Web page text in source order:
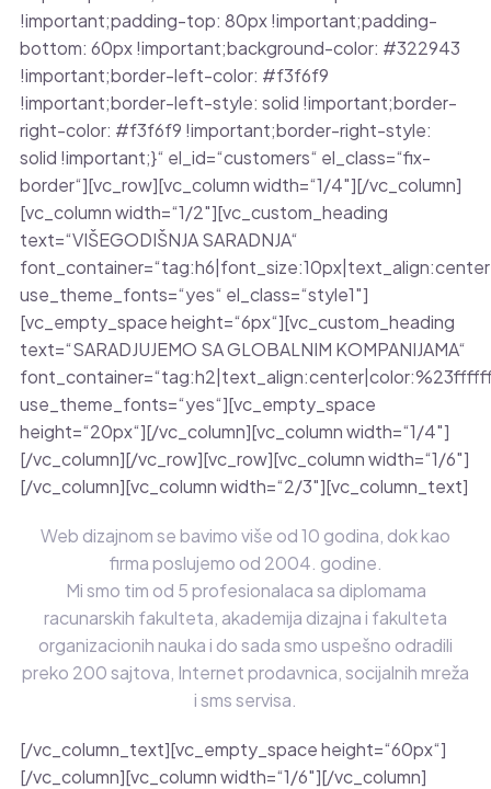
!important;padding-top: 80px !important;padding-
bottom: 60px !important;background-color: #322943
!important;border-left-color: #f3f6f9
!important;border-left-style: solid !important;border-
right-color: #f3f6f9 !important;border-right-style:
solid !important;}“ el_id=“customers“ el_class=“fix-
border“][vc_row][vc_column width=“1/4″][/vc_column]
[vc_column width=“1/2″][vc_custom_heading
text=“VIŠEGODIŠNJA SARADNJA“
use_theme_fonts=“yes“ el_class=“style1″]
[vc_empty_space height=“6px“][vc_custom_heading
text=“SARADJUJEMO SA GLOBALNIM KOMPANIJAMA“
use_theme_fonts=“yes“][vc_empty_space
height=“20px“][/vc_column][vc_column width=“1/4″]
[/vc_column][/vc_row][vc_row][vc_column width=“1/6″]
[/vc_column][vc_column width=“2/3″][vc_column_text]
Web dizajnom se bavimo više od 10 godina, dok kao
firma poslujemo od 2004. godine.
Mi smo tim od 5 profesionalaca sa diplomama
racunarskih fakulteta, akademija dizajna i fakulteta
organizacionih nauka i do sada smo uspešno odradili
preko 200 sajtova, Internet prodavnica, socijalnih mreža
i sms servisa.
[/vc_column_text][vc_empty_space height=“60px“]
[/vc_column][vc_column width=“1/6″][/vc_column]